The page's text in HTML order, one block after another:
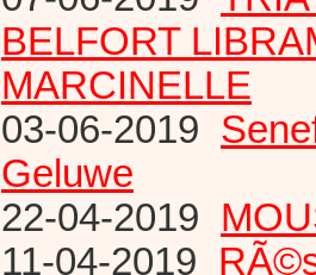
BELFORT
MARCINELLE
03-06-2019
Geluwe
22-04-2019
11-04-2019